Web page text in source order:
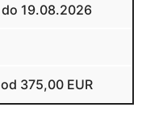
do 19.08.2026
od 375,00 EUR